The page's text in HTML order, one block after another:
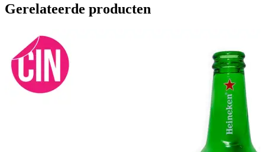
Gerelateerde producten